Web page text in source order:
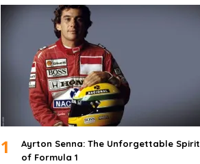
1
Ayrton Senna: The Unforgettable Spirit
of Formula 1